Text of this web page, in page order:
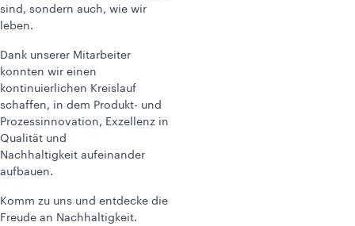
sind, sondern auch, wie wir
leben.
Dank unserer Mitarbeiter
konnten wir einen
kontinuierlichen Kreislauf
schaffen, in dem Produkt- und
Prozessinnovation, Exzellenz in
Qualität und
Nachhaltigkeit aufeinander
aufbauen.
Komm zu uns und entdecke die
Freude an Nachhaltigkeit.